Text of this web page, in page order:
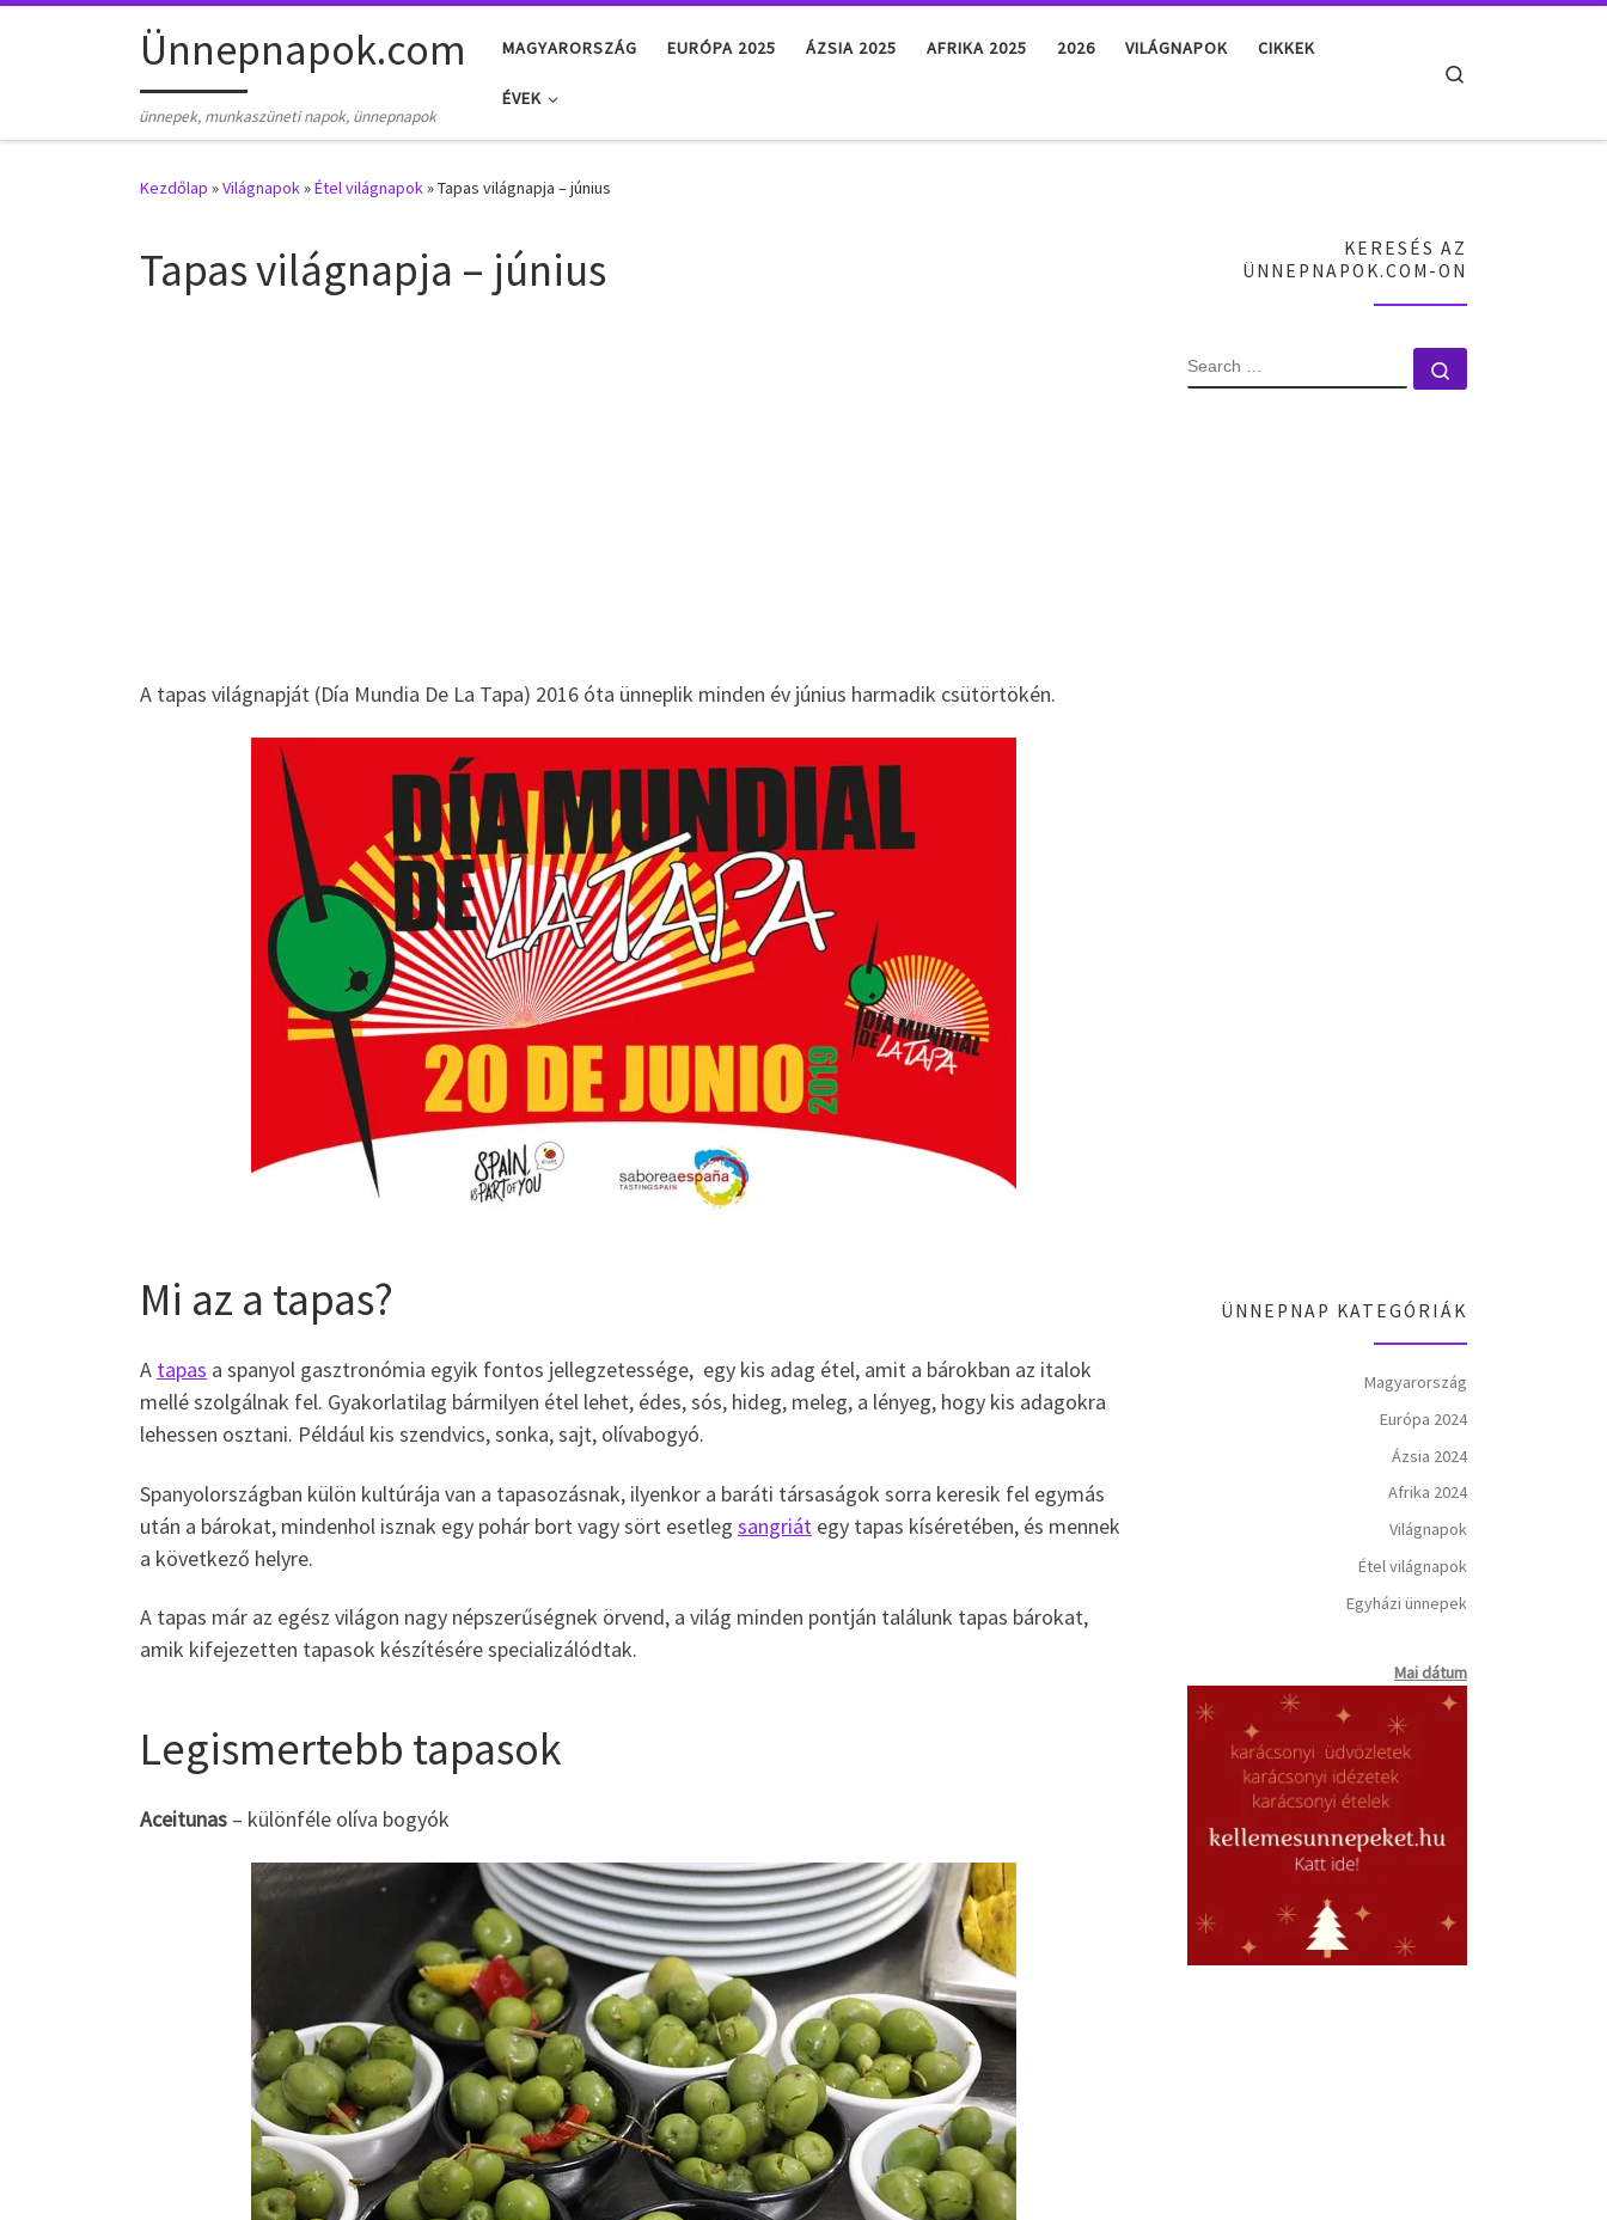
Skip to contentÜnnepnapok.com
ünnepek, munkaszüneti napok, ünnepnapok
MAGYARORSZÁG EURÓPA 2025 ÁZSIA 2025 AFRIKA 2025 2026 VILÁGNAPOK CIKKEK
ÉVEK
Kezdőlap »Világnapok»Étel világnapok»Tapas világnapja – június
Tapas világnapja – június
A tapas világnapját (Día Mundia De La Tapa) 2016 óta ünneplik minden év június harmadik csütörtökén.
Mi az a tapas?
A tapas a spanyol gasztronómia egyik fontos jellegzetessége, egy kis adag étel, amit a bárokban az italok
mellé szolgálnak fel. Gyakorlatilag bármilyen étel lehet, édes, sós, hideg, meleg, a lényeg, hogy kis adagokra
lehessen osztani. Például kis szendvics, sonka, sajt, olívabogyó.
Spanyolországban külön kultúrája van a tapasozásnak, ilyenkor a baráti társaságok sorra keresik fel egymás
után a bárokat, mindenhol isznak egy pohár bort vagy sört esetleg sangriát egy tapas kíséretében, és mennek
a következő helyre.
A tapas már az egész világon nagy népszerűségnek örvend, a világ minden pontján találunk tapas bárokat,
amik kifejezetten tapasok készítésére specializálódtak.
Legismertebb tapasok
Aceitunas – különféle olíva bogyók
KERESÉS AZ
ÜNNEPNAPOK.COM-ON
SEARCH
ÜNNEPNAP KATEGÓRIÁK
Magyarország
Európa 2024
Ázsia 2024
Afrika 2024
Világnapok
Étel világnapok
Egyházi ünnepek
Mai dátum